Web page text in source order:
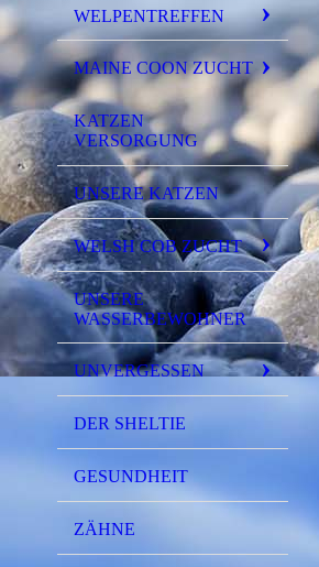
WELPENTREFFEN
MAINE COON ZUCHT
KATZEN
VERSORGUNG
UNSERE KATZEN
WELSH COB ZUCHT
UNSERE
WASSERBEWOHNER
UNVERGESSEN
DER SHELTIE
GESUNDHEIT
ZÄHNE